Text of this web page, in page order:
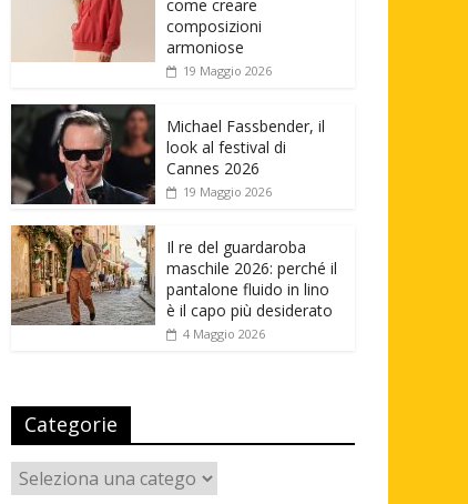
come creare
composizioni
armoniose
19 Maggio 2026
Michael Fassbender, il
look al festival di
Cannes 2026
19 Maggio 2026
Il re del guardaroba
maschile 2026: perché il
pantalone fluido in lino
è il capo più desiderato
4 Maggio 2026
Categorie
Categorie